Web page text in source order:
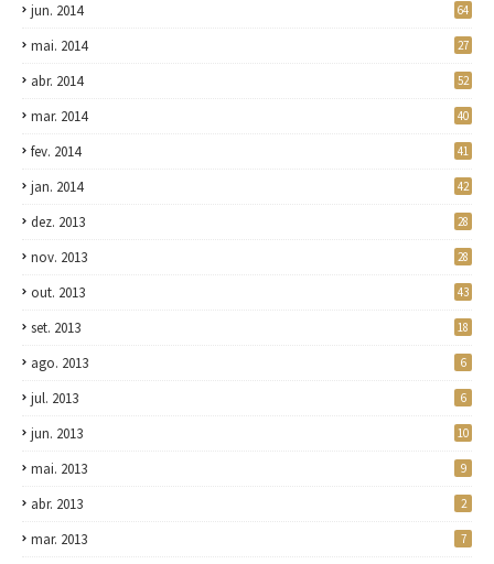
jun. 2014 64
mai. 2014 27
abr. 2014 52
mar. 2014 40
fev. 2014 41
jan. 2014 42
dez. 2013 28
nov. 2013 28
out. 2013 43
set. 2013 18
ago. 2013 6
jul. 2013 6
jun. 2013 10
mai. 2013 9
abr. 2013 2
mar. 2013 7